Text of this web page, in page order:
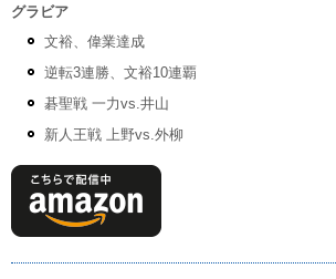
グラビア
文裕、偉業達成
逆転3連勝、文裕10連覇
碁聖戦 一力vs.井山
新人王戦 上野vs.外柳